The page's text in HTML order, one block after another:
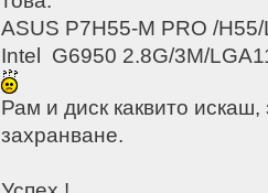
ASUS P7H55-M PRO /
Intel G6950 2.8G/3M/
Рам и диск каквито
захранване.